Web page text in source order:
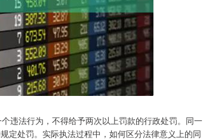
违法行为，不得给予两次以上罚款的行政处罚。同一
定处罚。实际执法过程中，如何区分法律意义上的同
深证成指 14311.01 200.89